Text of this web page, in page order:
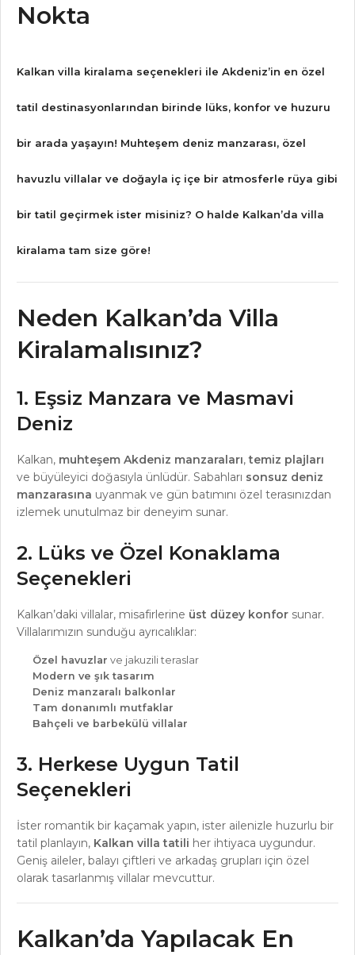
Nokta
Kalkan villa kiralama seçenekleri ile Akdeniz’in en özel
tatil destinasyonlarından birinde lüks, konfor ve huzuru
bir arada yaşayın! Muhteşem deniz manzarası, özel
havuzlu villalar ve doğayla iç içe bir atmosferle rüya gibi
bir tatil geçirmek ister misiniz? O halde Kalkan’da villa
kiralama tam size göre!
Neden Kalkan’da Villa
Kiralamalısınız?
1. Eşsiz Manzara ve Masmavi
Deniz
Kalkan, muhteşem Akdeniz manzaraları,temiz plajları
ve büyüleyici doğasıyla ünlüdür. Sabahları sonsuz deniz
manzarasına uyanmak ve gün batımını özel terasınızdan
izlemek unutulmaz bir deneyim sunar.
2. Lüks ve Özel Konaklama
Seçenekleri
Kalkan’daki villalar, misafirlerine üst düzey konfor sunar.
Villalarımızın sunduğu ayrıcalıklar:
Özel havuzlar ve jakuzili teraslar
Modern ve şık tasarım
Deniz manzaralı balkonlar
Tam donanımlı mutfaklar
Bahçeli ve barbekülü villalar
3. Herkese Uygun Tatil
Seçenekleri
İster romantik bir kaçamak yapın, ister ailenizle huzurlu bir
tatil planlayın, Kalkan villa tatili her ihtiyaca uygundur.
Geniş aileler, balayı çiftleri ve arkadaş grupları için özel
olarak tasarlanmış villalar mevcuttur.
Kalkan’da Yapılacak En